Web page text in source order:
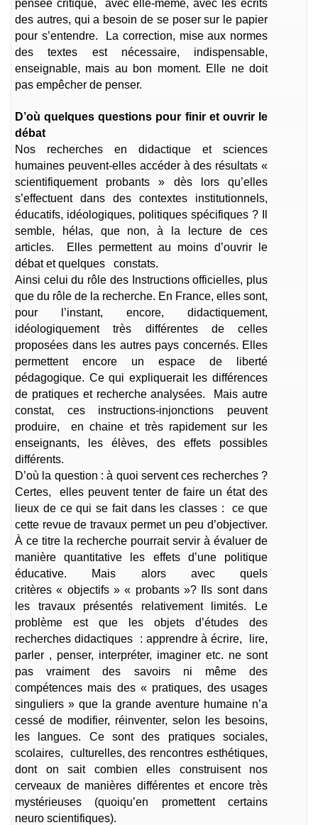
pensée critique, avec elle-même, avec les écrits
des autres, qui a besoin de se poser sur le papier
pour s’entendre. La correction, mise aux normes
des textes est nécessaire, indispensable,
enseignable, mais au bon moment. Elle ne doit
pas empêcher de penser.
D’où quelques questions pour finir et ouvrir le
débat
Nos recherches en didactique et sciences
humaines peuvent-elles accéder à des résultats «
scientifiquement probants » dès lors qu’elles
s’effectuent dans des contextes institutionnels,
éducatifs, idéologiques, politiques spécifiques ? Il
semble, hélas, que non, à la lecture de ces
articles. Elles permettent au moins d’ouvrir le
débat et quelques constats.
Ainsi celui du rôle des Instructions officielles, plus
que du rôle de la recherche. En France, elles sont,
pour l’instant, encore, didactiquement,
idéologiquement très différentes de celles
proposées dans les autres pays concernés. Elles
permettent encore un espace de liberté
pédagogique. Ce qui expliquerait les différences
de pratiques et recherche analysées. Mais autre
constat, ces instructions-injonctions peuvent
produire, en chaine et très rapidement sur les
enseignants, les élèves, des effets possibles
différents.
D’où la question : à quoi servent ces recherches ?
Certes, elles peuvent tenter de faire un état des
lieux de ce qui se fait dans les classes : ce que
cette revue de travaux permet un peu d’objectiver.
À ce titre la recherche pourrait servir à évaluer de
manière quantitative les effets d’une politique
éducative. Mais alors avec quels
critères « objectifs » « probants »? Ils sont dans
les travaux présentés relativement limités. Le
problème est que les objets d’études des
recherches didactiques : apprendre à écrire, lire,
parler , penser, interpréter, imaginer etc. ne sont
pas vraiment des savoirs ni même des
compétences mais des « pratiques, des usages
singuliers » que la grande aventure humaine n’a
cessé de modifier, réinventer, selon les besoins,
les langues. Ce sont des pratiques sociales,
scolaires, culturelles, des rencontres esthétiques,
dont on sait combien elles construisent nos
cerveaux de manières différentes et encore très
mystérieuses (quoiqu’en promettent certains
neuro scientifiques).